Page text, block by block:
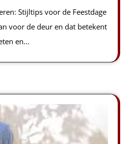
Stijltips voor de Feestdage
voor de deur en dat betekent
en…